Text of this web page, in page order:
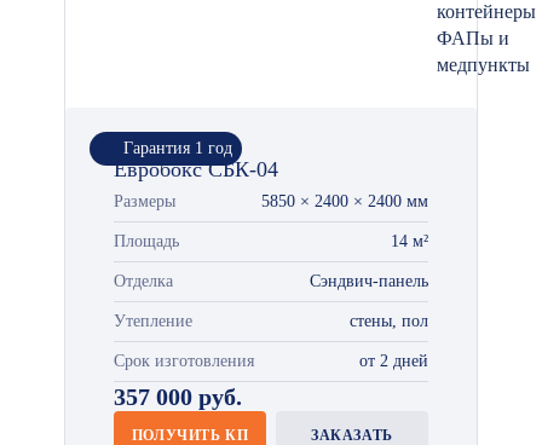
контейнеры
ФАПы и
медпункты
Гарантия 1 год
Евробокс СБК-04
Размеры 5850 × 2400 × 2400 мм
Площадь 14 м²
Отделка Сэндвич-панель
Утепление стены, пол
Срок изготовления от 2 дней
357 000 руб.
ПОЛУЧИТЬ КП ЗАКАЗАТЬ